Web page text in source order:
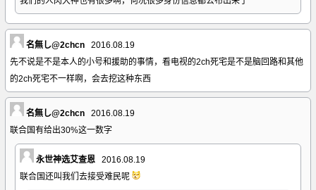
名無し@2chcn
2016.08.19
先不说是不是本人的小号和援助的事情，看电视的2ch死宅是不是脑回路和其他
的2ch死宅不一样啊，会去挖这种东西
名無し@2chcn
2016.08.19
联合国有给出30%这一数字
永世神选艾查恩
2016.08.19
联合国还叫我们去接受难民呢